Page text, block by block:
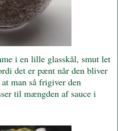
i en lille glasskål, smut let
det er pænt når den bliver
man så frigiver den
til mængden af sauce i